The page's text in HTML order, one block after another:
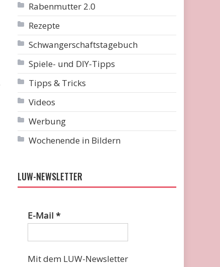
Rabenmutter 2.0
Rezepte
Schwangerschaftstagebuch
Spiele- und DIY-Tipps
Tipps & Tricks
Videos
Werbung
Wochenende in Bildern
LUW-NEWSLETTER
E-Mail*
Mit dem LUW-Newsletter